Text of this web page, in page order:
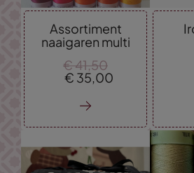
Assortiment
naaigaren multi
€ 41,50
€ 35,00